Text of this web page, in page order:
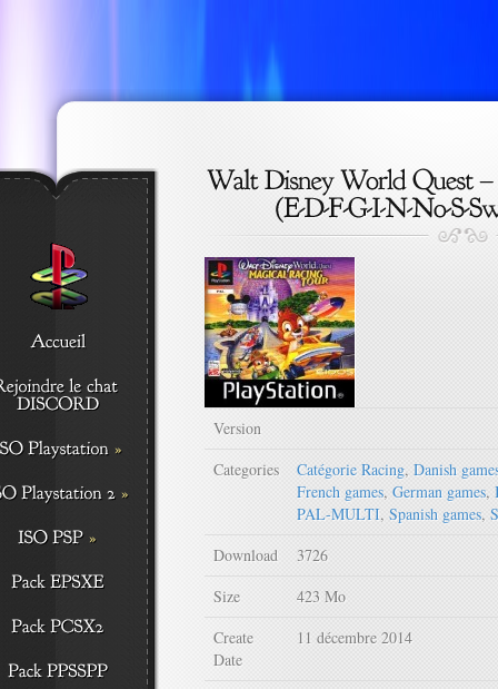
Version
Categories
Catégorie Racing, Danish
French games, German games,
PAL-MULTI, Spanish games,
Download
3726
Size
423 Mo
Create
Date
11 décembre 2014